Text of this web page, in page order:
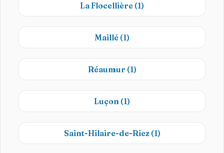
La Flocellière (1)
Maillé (1)
Réaumur (1)
Luçon (1)
Saint-Hilaire-de-Riez (1)